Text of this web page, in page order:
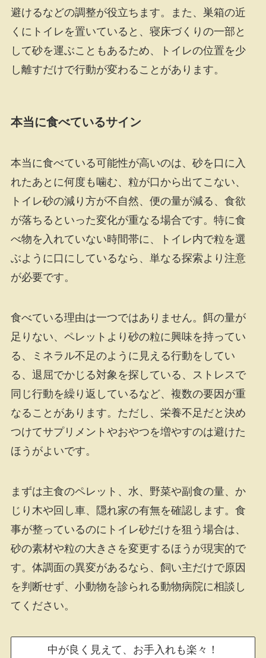
避けるなどの調整が役立ちます。また、巣箱の近
くにトイレを置いていると、寝床づくりの一部と
して砂を運ぶこともあるため、トイレの位置を少
し離すだけで行動が変わることがあります。
本当に食べているサイン
本当に食べている可能性が高いのは、砂を口に入
れたあとに何度も噛む、粒が口から出てこない、
トイレ砂の減り方が不自然、便の量が減る、食欲
が落ちるといった変化が重なる場合です。特に食
べ物を入れていない時間帯に、トイレ内で粒を選
ぶように口にしているなら、単なる探索より注意
が必要です。
食べている理由は一つではありません。餌の量が
足りない、ペレットより砂の粒に興味を持ってい
る、ミネラル不足のように見える行動をしてい
る、退屈でかじる対象を探している、ストレスで
同じ行動を繰り返しているなど、複数の要因が重
なることがあります。ただし、栄養不足だと決め
つけてサプリメントやおやつを増やすのは避けた
ほうがよいです。
まずは主食のペレット、水、野菜や副食の量、か
じり木や回し車、隠れ家の有無を確認します。食
事が整っているのにトイレ砂だけを狙う場合は、
砂の素材や粒の大きさを変更するほうが現実的で
す。体調面の異変があるなら、飼い主だけで原因
を判断せず、小動物を診られる動物病院に相談し
てください。
中が良く見えて、お手入れも楽々！